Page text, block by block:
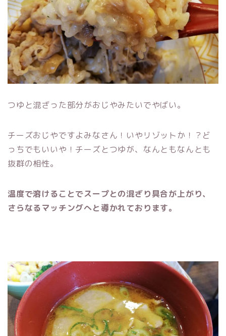
つゆと混ざった部分がおじやみたいでやばい。
チーズおじやですよみなさん！いやリゾットか！？ど
っちでもいいや！チーズとつゆが、なんともなんとも
抜群の相性。
温度で溶けることでスープとの混ざり具合が上がり、
さらなるマッチングへと導かれております。